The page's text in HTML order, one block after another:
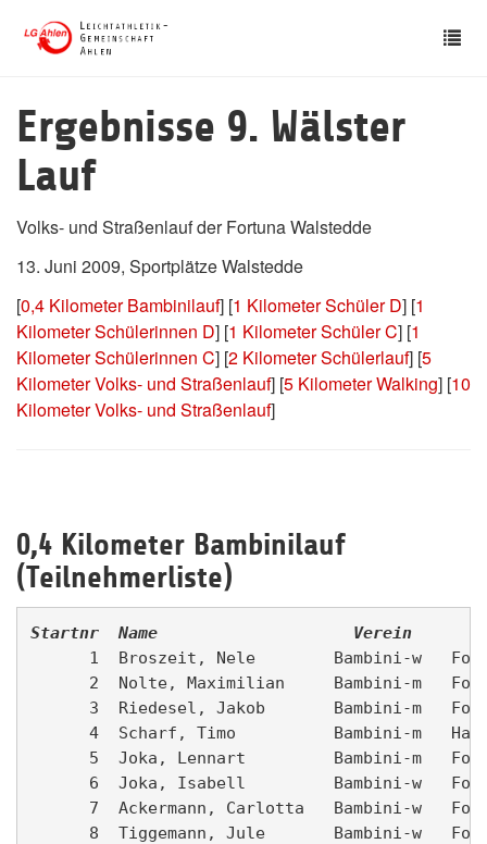
Ergebnisse 9. Wälster
Lauf
Volks- und Straßenlauf der Fortuna Walstedde
13. Juni 2009, Sportplätze Walstedde
[0,4 Kilometer Bambinilauf] [1 Kilometer Schüler D] [1
Kilometer Schülerinnen D] [1 Kilometer Schüler C] [1
Kilometer Schülerinnen C] [2 Kilometer Schülerlauf] [5
Kilometer Volks- und Straßenlauf] [5 Kilometer Walking] [10
Kilometer Volks- und Straßenlauf]
0,4 Kilometer Bambinilauf
(Teilnehmerliste)
Startnr  Name
1  Broszeit, Nele        Bambini-w
2  Nolte, Maximilian     Bambini-m
3  Riedesel, Jakob       Bambini-m
4  Scharf, Timo
5  Joka, Lennart         Bambini-m
6  Joka, Isabell         Bambini-w
7  Ackermann, Carlotta   Bambini-w
8  Tiggemann, Jule       Bambini-w